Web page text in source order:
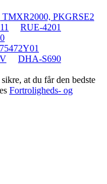
TMXR2000, PKGRSE2
RUE-4201
DHA-S690
at du får den bedste
Fortroligheds- og